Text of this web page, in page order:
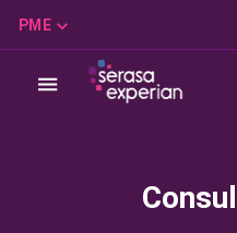
PME